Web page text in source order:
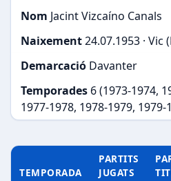
Nom Jacint Vizcaíno Canals
Naixement24.07.1953 · Vic
Demarcació Davanter
Temporades 6 (1973-1974,
1977-1978, 1978-1979, 1979-
TEMPORADA
PARTITS
JUGATS